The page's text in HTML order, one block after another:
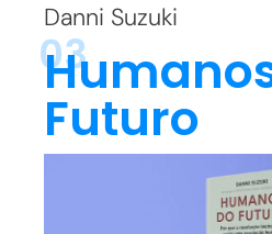
03
Danni Suzuki
Futuro